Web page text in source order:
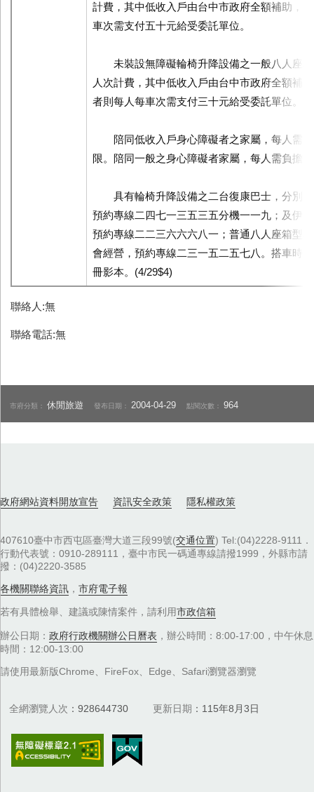
計費，其中低收入戶由台中市政府全額補助，
車次需支付五十元給受委託單位。
未裝設無障礙輪椅升降設備之一般八人座車
人次計費，其中低收入戶由台中市政府全額補
者則每人每車次需支付三十元給受委託單位。
陪同低收入戶身心障礙者之家屬，每人需負
限。陪同一般之身心障礙者家屬，每人需負擔
具有輪椅升降設備之二台復康巴士，分別由
預約專線二四七一三五三五分機一一九；及伊
預約專線二二三六六六八一；普通八人座箱型
會經營，預約專線二三一五二五七八。搭車時
冊影本。(4/29$4)
聯絡人:無
聯絡電話:無
市府分類：休閒旅遊 發布日期： 2004-04-29 點閱次數：964
政府網站資料開放宣告 資訊安全政策 隱私權政策
407610臺中市西屯區臺灣大道三段99號(交通位置) Tel:(04)2228-9111．
行動代表號：0910-289111，臺中市民一碼通專線請撥1999，外縣市請
撥：(04)2220-3585
各機關聯絡資訊 ， 市府電子報
若有具體檢舉、建議或陳情案件，請利用市政信箱
辦公日期： 政府行政機關辦公日曆表 ，辦公時間：8:00-17:00，中午休息
時間：12:00-13:00
請使用最新版Chrome、FireFox、Edge、Safari瀏覽器瀏覽
全網瀏覽人次 928644730 更新日期 115年8月3日